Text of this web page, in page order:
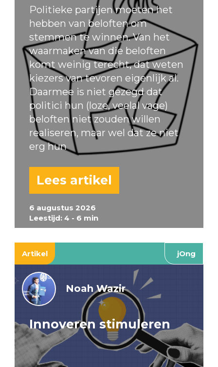
6 augustus 2026
Leestijd: 4 - 6 min
Politieke partijen moeten het
hebben van beloften om
stemmen te winnen. Van het
waarmaken van die beloften
komt weinig terecht, dat weten
kiezers van tevoren eigenlijk al.
Daarmee is niet gezegd dat
politici hun (loze, veelal vage)
beloften niet zouden willen
realiseren, maar wel dat ze niet
erg hun
Lees artikel
Artikel jOng
Noah Wazir
Innoveren stimuleren